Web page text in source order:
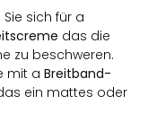
sich für a
das die
zu beschweren.
mit a Breitband-
ein mattes oder